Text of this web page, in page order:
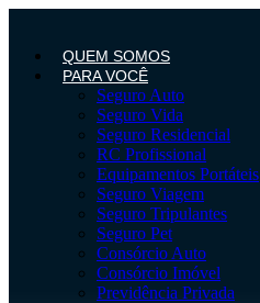
conteúdo
QUEM SOMOS
PARA VOCÊ
Seguro Auto
Seguro Vida
Seguro Residencial
RC Profissional
Equipamentos Portáteis
Seguro Viagem
Seguro Tripulantes
Seguro Pet
Consórcio Auto
Consórcio Imóvel
Previdência Privada